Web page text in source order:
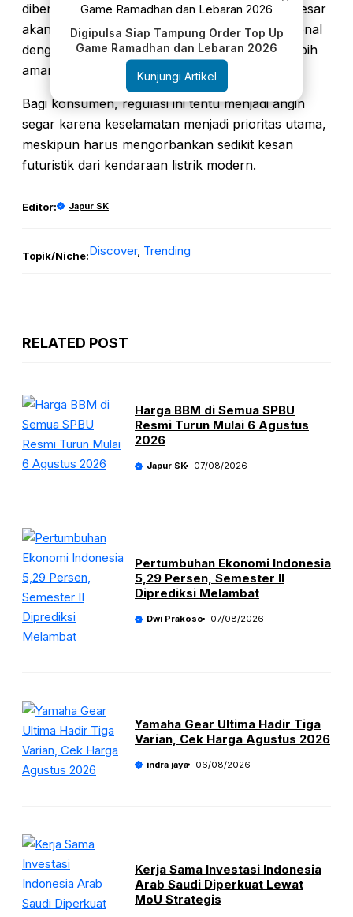
diberlakukan, industri otomotif kemungkinan besar
akan kembali mengutamakan desain konvensional
dengan penyesuaian teknologi darurat yang lebih
aman.
Bagi konsumen, regulasi ini tentu menjadi angin
segar karena keselamatan menjadi prioritas utama,
meskipun harus mengorbankan sedikit kesan
futuristik dari kendaraan listrik modern.
Editor: Japur SK
Topik/Niche:Discover, Trending
RELATED POST
Harga BBM di Semua SPBU
Resmi Turun Mulai 6 Agustus
2026
Japur SK 07/08/2026
Pertumbuhan Ekonomi Indonesia
5,29 Persen, Semester II
Diprediksi Melambat
Dwi Prakoso 07/08/2026
Yamaha Gear Ultima Hadir Tiga
Varian, Cek Harga Agustus 2026
indra jaya 06/08/2026
Kerja Sama Investasi Indonesia
Arab Saudi Diperkuat Lewat
MoU Strategis
Digipulsa Siap Tampung Order Top Up
Game Ramadhan dan Lebaran 2026
Kunjungi Artikel